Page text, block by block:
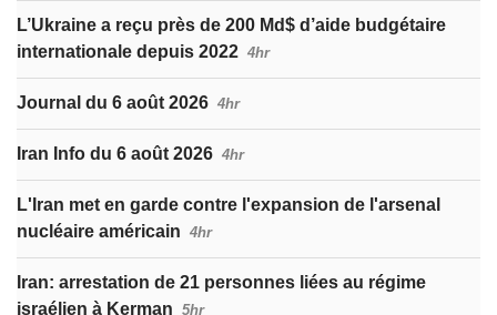
L’Ukraine a reçu près de 200 Md$ d’aide budgétaire
internationale depuis 2022 4hr
Journal du 6 août 2026 4hr
Iran Info du 6 août 2026 4hr
L'Iran met en garde contre l'expansion de l'arsenal
nucléaire américain 4hr
Iran: arrestation de 21 personnes liées au régime
israélien à Kerman 5hr